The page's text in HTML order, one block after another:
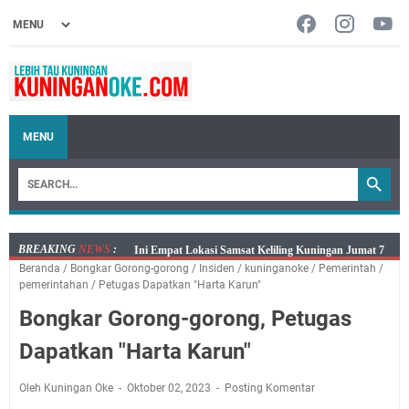
MENU
BREAKING NEWS :
Jumat 7 Agustus 2026 Mobil SIM Keliling Ada di
Kecamatan Sindangagung
Dicabut Dari Hidupmu, Kamu Akan Tetap Berjalan
Kelaparan Meskipun Memiliki Sekarung Penuh Uang
juga Tempat Beristirahat yang Paling Menenangkan, Ini
Beranda / Bongkar Gorong-gorong / Insiden / kuninganoke / Pemerintah /
pemerintahan / Petugas Dapatkan "Harta Karun"
Bongkar Gorong-gorong, Petugas
Dapatkan "Harta Karun"
Oleh Kuningan Oke Oktober 02, 2023 Posting Komentar